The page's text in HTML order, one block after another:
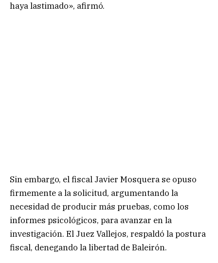
haya lastimado», afirmó.
Sin embargo, el fiscal Javier Mosquera se opuso
firmemente a la solicitud, argumentando la
necesidad de producir más pruebas, como los
informes psicológicos, para avanzar en la
investigación. El Juez Vallejos, respaldó la postura
fiscal, denegando la libertad de Baleirón.